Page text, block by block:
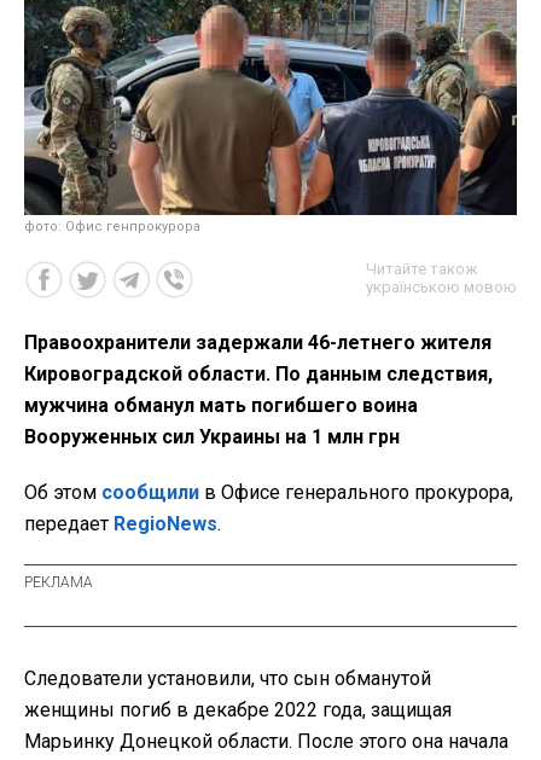
фото: Офис генпрокурора
Читайте також
українською мовою
Правоохранители задержали 46-летнего жителя
Кировоградской области. По данным следствия,
мужчина обманул мать погибшего воина
Вооруженных сил Украины на 1 млн грн
Об этом сообщили в Офисе генерального прокурора,
передает RegioNews.
Следователи установили, что сын обманутой
женщины погиб в декабре 2022 года, защищая
Марьинку Донецкой области. После этого она начала